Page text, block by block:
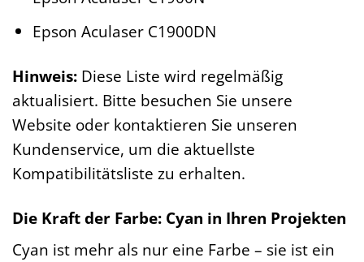
Epson Aculaser C1900DN
Hinweis: Diese Liste wird regelmäßig
aktualisiert. Bitte besuchen Sie unsere
Website oder kontaktieren Sie unseren
Kundenservice, um die aktuellste
Kompatibilitätsliste zu erhalten.
Die Kraft der Farbe: Cyan in Ihren Projekten
Cyan ist mehr als nur eine Farbe – sie ist ein